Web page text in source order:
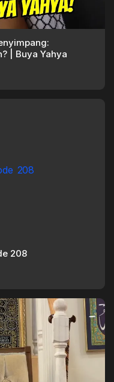
| Buya Yahya
208